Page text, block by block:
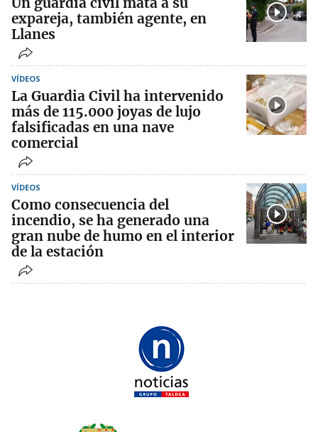
expareja, también agente, en
Llanes
VÍDEOS
La Guardia Civil ha intervenido
más de 115.000 joyas de lujo
falsificadas en una nave
comercial
VÍDEOS
Como consecuencia del
incendio, se ha generado una
gran nube de humo en el interior
de la estación